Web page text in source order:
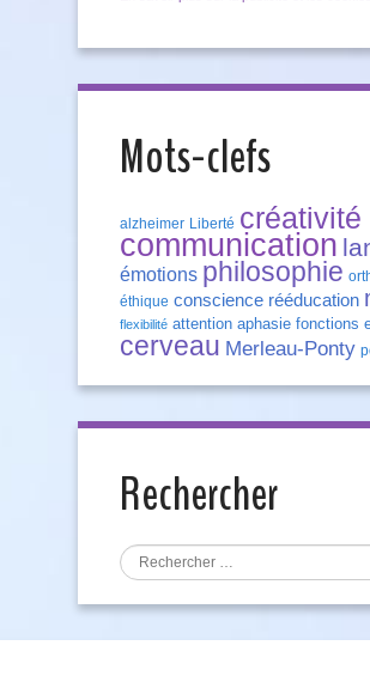
Mots-clefs
alzheimer Liberté créativité
communication
émotions philosophie
éthique conscience rééducation
flexibilité attention aphasie fonctions
cerveau Merleau-Ponty
Rechercher